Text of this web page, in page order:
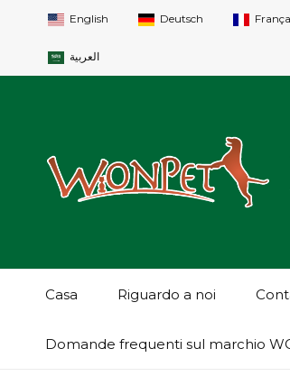
English Deutsch
العربية
Casa Riguardo a noi
Domande frequenti sul marchio